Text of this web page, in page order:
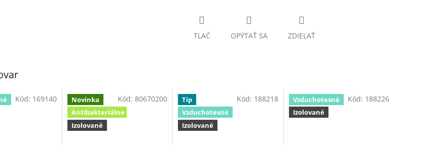
TLAČ OPÝTAŤ SA ZDIEĽAŤ
Kód: 169140
Novinka
Antibakteriálne
Izolované
Kód:80670200
Tip
Vzduchotesné
Izolované
Kód: 188218
Vzduchotesné
Izolované
Kód: 188226